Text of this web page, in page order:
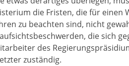
die Fristen, die für einen
zu beachten sind, nicht
die sich
des
zuständig.